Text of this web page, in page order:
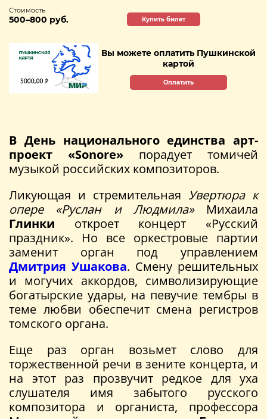
Стоимость
500–800 руб. Купить билет
Вы можете оплатить Пушкинской
картой
Оплатить
В День национального единства арт-
проект «Sonore» порадует томичей
музыкой российских композиторов.
Ликующая и стремительная Увертюра к
опере «Руслан и Людмила»Михаила
Глинки откроет концерт «Русский
праздник». Но все оркестровые партии
заменит орган под управлением
Дмитрия Ушакова. Смену решительных
и могучих аккордов, символизирующие
богатырские удары, на певучие тембры в
теме любви обеспечит смена регистров
томского органа.
Еще раз орган возьмет слово для
торжественной речи в зените концерта, и
на этот раз прозвучит редкое для уха
слушателя имя забытого русского
композитора и органиста, профессора